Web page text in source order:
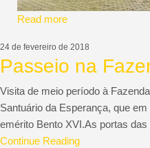
Read more
24 de fevereiro de 2018
Passeio na
Visita de meio período à
Santuário da Esperança, que
emérito Bento XVI.As portas
Continue Reading